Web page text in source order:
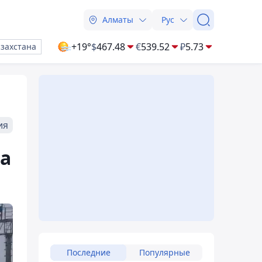
Алматы Рус
+19°$467.48 €539.52 ₽5.73
Последние Популярные